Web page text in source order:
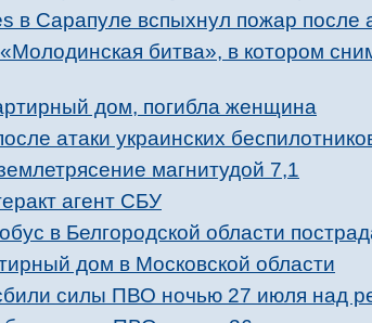
в Сарапуле вспыхнул пожар после
битва», в котором
дом, погибла женщина
атаки украинских
магнитудой 7,1
агент СБУ
в Белгородской области
дом в Московской области
силы ПВО ночью 27 июля над